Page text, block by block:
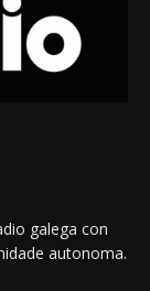
galega con
autonoma.